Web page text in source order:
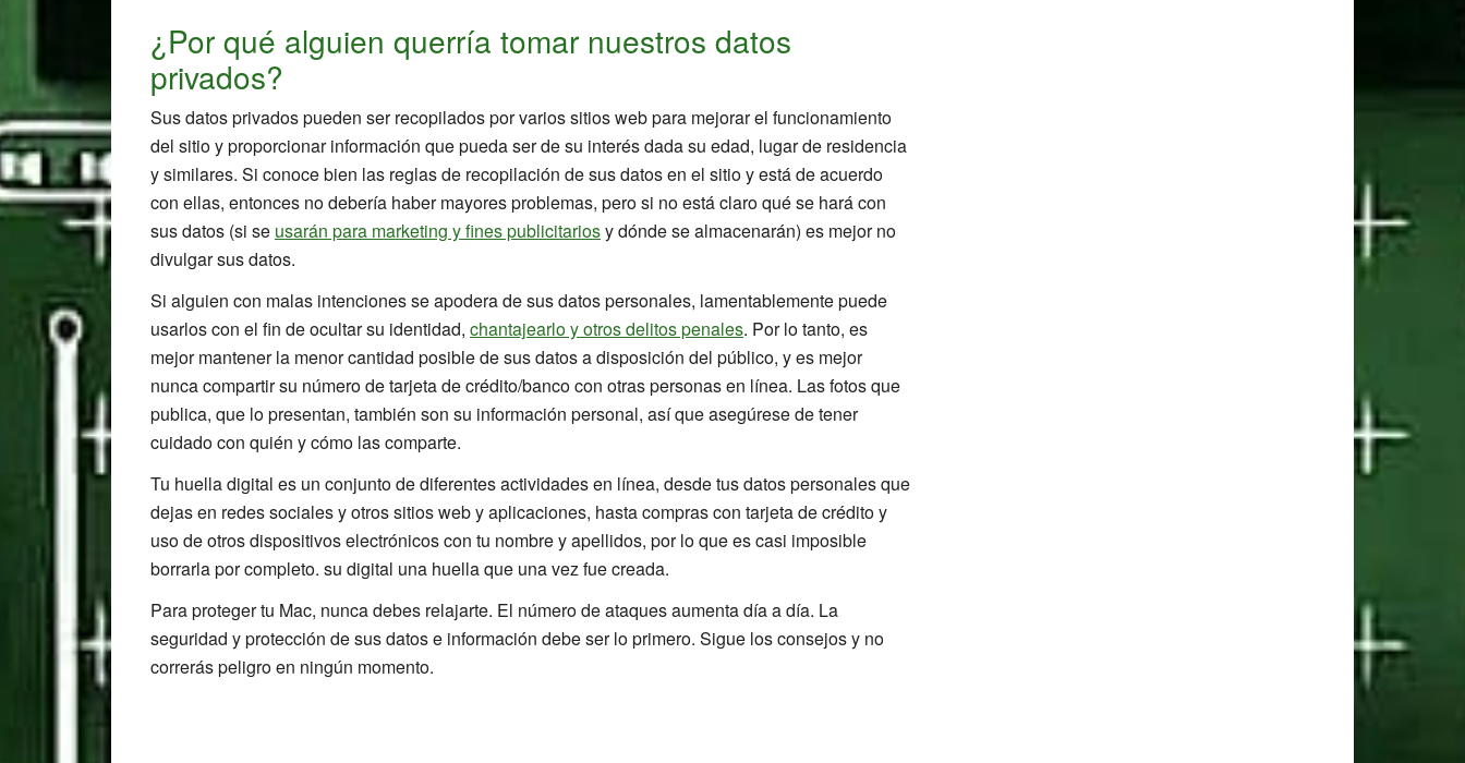
¿Por qué alguien querría tomar nuestros datos
privados?
Sus datos privados pueden ser recopilados por varios sitios web para mejorar el funcionamiento
del sitio y proporcionar información que pueda ser de su interés dada su edad, lugar de residencia
y similares. Si conoce bien las reglas de recopilación de sus datos en el sitio y está de acuerdo
con ellas, entonces no debería haber mayores problemas, pero si no está claro qué se hará con
sus datos (si se usarán para marketing y fines publicitariosy dónde se almacenarán) es mejor no
divulgar sus datos.
Si alguien con malas intenciones se apodera de sus datos personales, lamentablemente puede
usarlos con el fin de ocultar su identidad, chantajearlo y otros delitos penales. Por lo tanto, es
mejor mantener la menor cantidad posible de sus datos a disposición del público, y es mejor
nunca compartir su número de tarjeta de crédito/banco con otras personas en línea. Las fotos que
publica, que lo presentan, también son su información personal, así que asegúrese de tener
cuidado con quién y cómo las comparte.
Tu huella digital es un conjunto de diferentes actividades en línea, desde tus datos personales que
dejas en redes sociales y otros sitios web y aplicaciones, hasta compras con tarjeta de crédito y
uso de otros dispositivos electrónicos con tu nombre y apellidos, por lo que es casi imposible
borrarla por completo. su digital una huella que una vez fue creada.
Para proteger tu Mac, nunca debes relajarte. El número de ataques aumenta día a día. La
seguridad y protección de sus datos e información debe ser lo primero. Sigue los consejos y no
correrás peligro en ningún momento.